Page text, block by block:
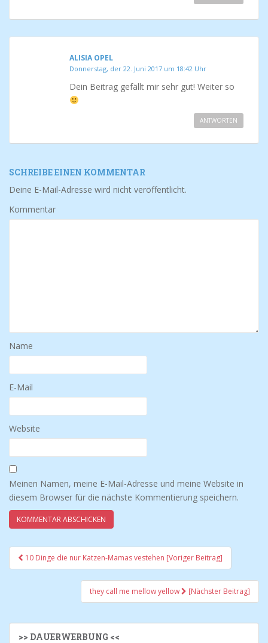
ALISIA OPEL
Donnerstag, der 22. Juni 2017 um 18:42 Uhr
Dein Beitrag gefällt mir sehr gut! Weiter so
ANTWORTEN
SCHREIBE EINEN KOMMENTAR
Deine E-Mail-Adresse wird nicht veröffentlicht.
Kommentar
Name
E-Mail
Website
Meinen Namen, meine E-Mail-Adresse und meine Website in
diesem Browser für die nächste Kommentierung speichern.
Beitrags-Navigation
10 Dinge die nur Katzen-Mamas vestehen [Voriger Beitrag]
they call me mellow yellow [Nächster Beitrag]
>> DAUERWERBUNG <<